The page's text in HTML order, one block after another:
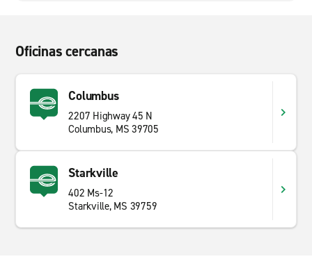
Oficinas cercanas
Columbus
2207 Highway 45 N
Columbus, MS 39705
Starkville
402 Ms-12
Starkville, MS 39759